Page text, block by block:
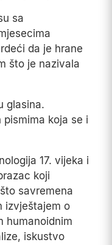
sa
da je hrane
što je nazivala
glasina.
pismima koja se i
17. vijeka i
koji
savremena
izvještajem o
humanoidnim
iskustvo